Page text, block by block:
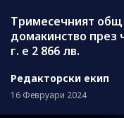
Тримесечният
домакинство през
г. е 2 866 лв.
Редакторски екип
16 Февруари 2024